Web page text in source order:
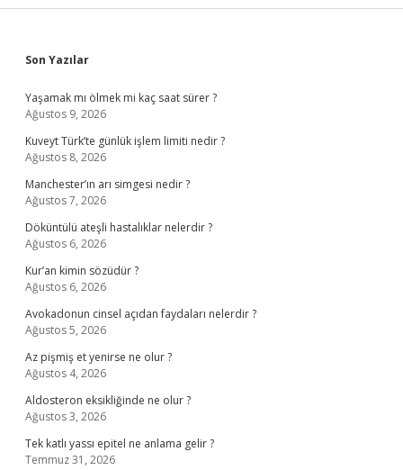
Sidebar
Son Yazılar
Yaşamak mı ölmek mi kaç saat sürer ?
Ağustos 9, 2026
Kuveyt Türk’te günlük işlem limiti nedir ?
Ağustos 8, 2026
Manchester’ın arı simgesi nedir ?
Ağustos 7, 2026
Döküntülü ateşli hastalıklar nelerdir ?
Ağustos 6, 2026
Kur’an kimin sözüdür ?
Ağustos 6, 2026
Avokadonun cinsel açıdan faydaları nelerdir ?
Ağustos 5, 2026
Az pişmiş et yenirse ne olur ?
Ağustos 4, 2026
Aldosteron eksikliğinde ne olur ?
Ağustos 3, 2026
Tek katlı yassı epitel ne anlama gelir ?
Temmuz 31, 2026